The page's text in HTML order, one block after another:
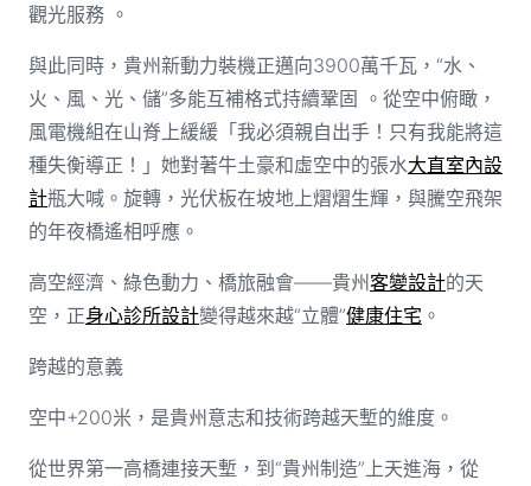
觀光服務 。
與此同時，貴州新動力裝機正邁向3900萬千瓦，“水、
火、風、光、儲”多能互補格式持續鞏固 。從空中俯瞰，
風電機組在山脊上緩緩「我必須親自出手！只有我能將這
種失衡導正！」她對著牛土豪和虛空中的張水大直室內設
計瓶大喊。旋轉，光伏板在坡地上熠熠生輝，與騰空飛架
的年夜橋遙相呼應。
高空經濟、綠色動力、橋旅融會——貴州客變設計的天
空，正身心診所設計變得越來越“立體”健康住宅 。
跨越的意義
空中+200米，是貴州意志和技術跨越天塹的維度。
從世界第一高橋連接天塹，到“貴州制造”上天進海，從